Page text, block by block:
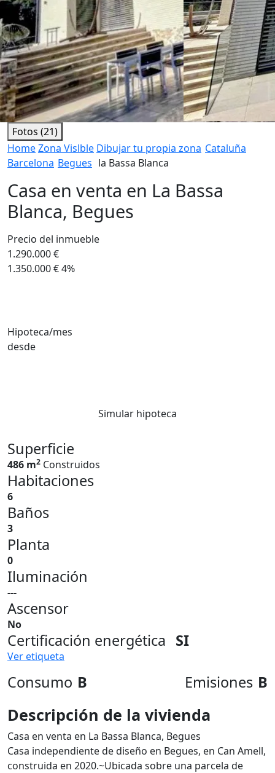
Fotos (21)
HomeZona Vislble Dibujar tu propia zona Cataluña
Barcelona Begues la Bassa Blanca
Casa en venta en La Bassa
Blanca, Begues
Precio del inmueble
1.290.000 €
1.350.000 €4%
Hipoteca/mes
desde
Simular hipoteca
Superficie
486 m2 Construidos
Habitaciones
6
Baños
3
Planta
0
Iluminación
---
Ascensor
No
Certificación energética SI
Ver etiqueta
Consumo B Emisiones B
Descripción de la vivienda
Casa en venta en La Bassa Blanca, Begues
Casa independiente de diseño en Begues, en Can Amell,
construida en 2020.~Ubicada sobre una parcela de